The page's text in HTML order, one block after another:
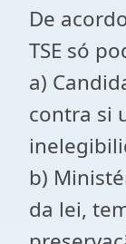
De
TSE só
a)
contra si
b)
da lei,